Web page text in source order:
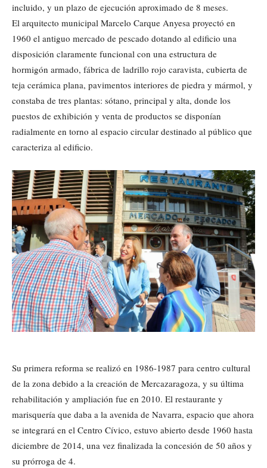
incluido, y un plazo de ejecución aproximado de 8 meses.
El arquitecto municipal Marcelo Carque Anyesa proyectó en
1960 el antiguo mercado de pescado dotando al edificio una
disposición claramente funcional con una estructura de
hormigón armado, fábrica de ladrillo rojo caravista, cubierta de
teja cerámica plana, pavimentos interiores de piedra y mármol, y
constaba de tres plantas: sótano, principal y alta, donde los
puestos de exhibición y venta de productos se disponían
radialmente en torno al espacio circular destinado al público que
caracteriza al edificio.
Su primera reforma se realizó en 1986-1987 para centro cultural
de la zona debido a la creación de Mercazaragoza, y su última
rehabilitación y ampliación fue en 2010. El restaurante y
marisquería que daba a la avenida de Navarra, espacio que ahora
se integrará en el Centro Cívico, estuvo abierto desde 1960 hasta
diciembre de 2014, una vez finalizada la concesión de 50 años y
su prórroga de 4.